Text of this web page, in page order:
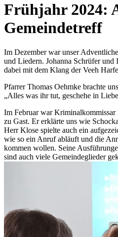
Frühjahr 2024:
Gemeindetreff
Im Dezember war unser
und Liedern. Johanna Schrüfer
dabei mit dem Klang der Veeh
Pfarrer Thomas Oehmke brachte
„Alles was ihr tut, geschehe in
Im Februar war
zu Gast. Er erklärte uns wie
Herr Klose spielte auch ein
wie so ein Anruf abläuft und die
kommen wollen. Seine
sind auch viele Gemeindeglieder